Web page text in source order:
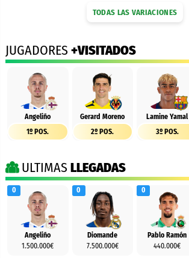
TODAS LAS VARIACIONES
JUGADORES +VISITADOS
Angeliño
1º POS.
Gerard Moreno
2º POS.
Lamine Yamal
3º POS.
ULTIMAS LLEGADAS
Angeliño
1.500.000€
0
Diomande
7.500.000€
0
Pablo Ramón
440.000€
0